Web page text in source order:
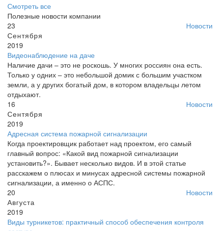
Смотреть все
Полезные новости компании
23
Сентября
2019
Новости
Видеонаблюдение на даче
Наличие дачи – это не роскошь. У многих россиян она есть.
Только у одних – это небольшой домик с большим участком
земли, а у других богатый дом, в котором владельцы летом
отдыхают.
16
Сентября
2019
Новости
Адресная система пожарной сигнализации
Когда проектировщик работает над проектом, его самый
главный вопрос: «Какой вид пожарной сигнализации
установить?». Бывает несколько видов. И в этой статье
расскажем о плюсах и минусах адресной системы пожарной
сигнализации, а именно о АСПС.
20
Августа
2019
Новости
Виды турникетов: практичный способ обеспечения контроля